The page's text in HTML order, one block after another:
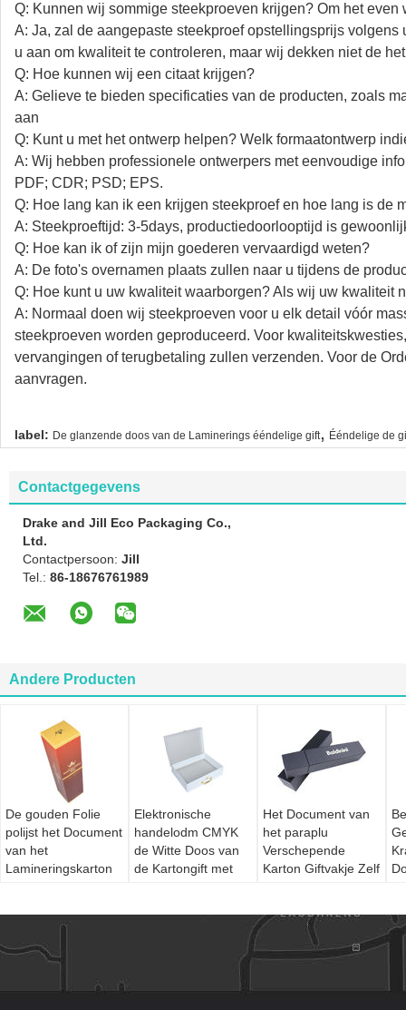
Q: Kunnen wij sommige steekproeven krijgen? Om het even
A: Ja, zal de aangepaste steekproef opstellingsprijs
u aan om kwaliteit te controleren, maar wij dekken niet de
Q: Hoe kunnen wij een citaat krijgen?
A: Gelieve te bieden specificaties van de producten, zoals
aan
Q: Kunt u met het ontwerp helpen? Welk formaatontwerp
A: Wij hebben professionele ontwerpers met eenvoudige
PDF; CDR; PSD; EPS.
Q: Hoe lang kan ik een krijgen steekproef en hoe lang is de
A: Steekproeftijd: 3-5days, productiedoorlooptijd is
Q: Hoe kan ik of zijn mijn goederen vervaardigd weten?
A: De foto's overnamen plaats zullen naar u tijdens de
Q: Hoe kunt u uw kwaliteit waarborgen? Als wij uw kwaliteit
A: Normaal doen wij steekproeven voor u elk detail vóór
steekproeven worden geproduceerd. Voor
vervangingen of terugbetaling zullen verzenden. Voor de
aanvragen.
label: De glanzende doos van de Laminerings ééndelige gift, Ééndelige de
Contactgegevens
Drake and Jill Eco Packaging Co.,
Ltd.
Contactpersoon: Jill
Tel.: 86-18676761989
Andere Producten
De gouden Folie
polijst het Document
van het
Lamineringskarton
Elektronische
handelodm CMYK
de Witte Doos van
de Kartongift met
Het Document van
het paraplu
Verschepende
Karton Giftvakje Zelf